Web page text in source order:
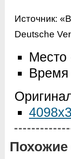
Источник:
Deutsche
Место
Время